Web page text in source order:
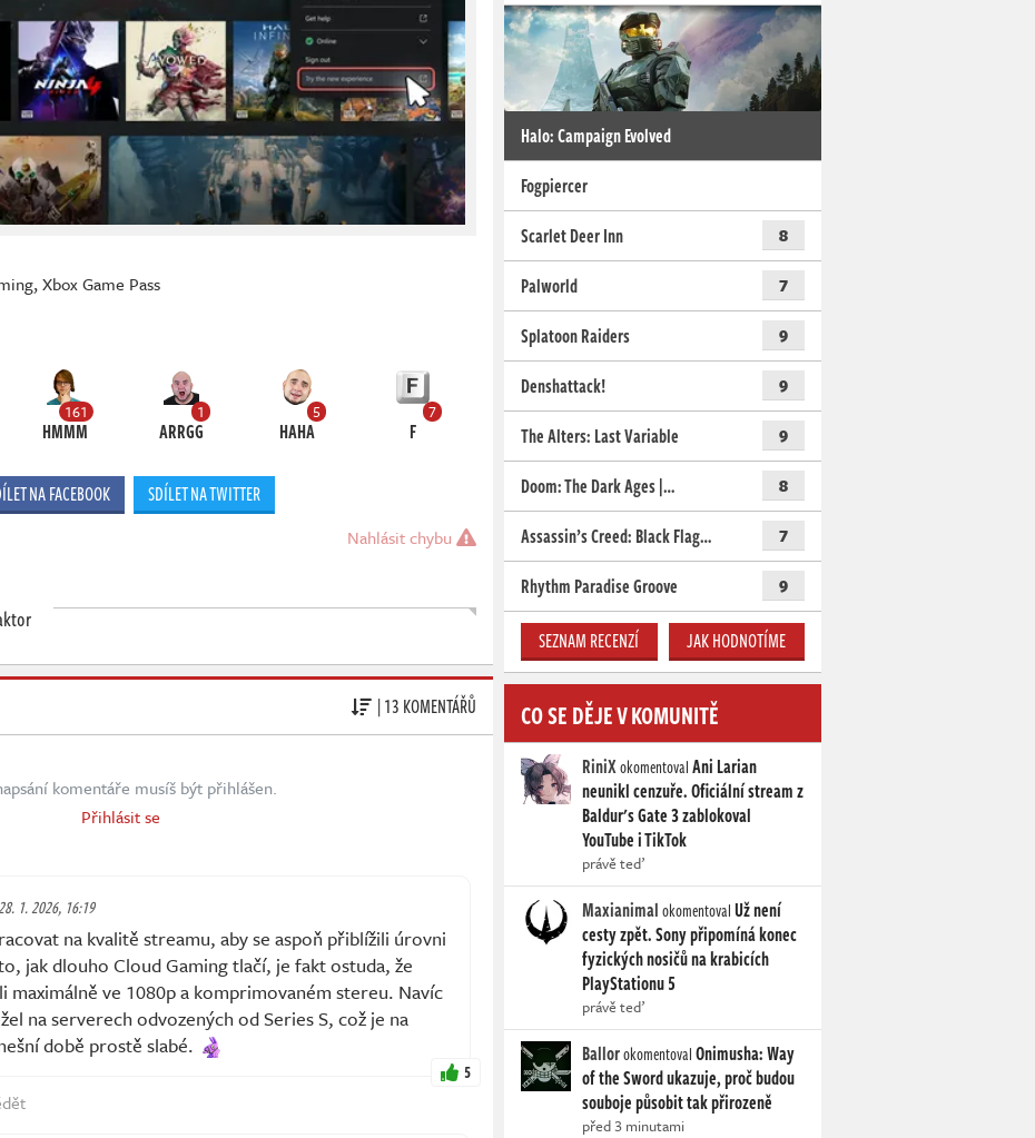
,Xbox Game Pass
161
HMMM
1
ARRGG
5
HAHA
7
F
NA FACEBOOK SDÍLET NA TWITTER
Nahlásit chybu
| 13 KOMENTÁŘŮ
komentáře musíš být přihlášen.
Přihlásit se
1. 2026, 16:19
na kvalitě streamu, aby se aspoň přiblížili úrovni
jak dlouho Cloud Gaming tlačí, je fakt ostuda, že
maximálně ve 1080p a komprimovaném stereu. Navíc
na serverech odvozených od Series S, což je na
době prostě slabé.
5
Halo: Campaign Evolved
Fogpiercer
Scarlet Deer Inn
8
Palworld 7
Splatoon Raiders 9
Denshattack! 9
The Alters: Last Variable 9
Doom: The Dark Ages |… 8
Assassin’s Creed: Black Flag… 7
Rhythm Paradise Groove 9
SEZNAM RECENZÍ JAK HODNOTÍME
CO SE DĚJE V KOMUNITĚ
RiniXokomentovalAni Larian
neunikl cenzuře. Oficiální stream z
Baldur's Gate 3 zablokoval
YouTube i TikTok
právě teď
MaxianimalokomentovalUž není
cesty zpět. Sony připomíná konec
fyzických nosičů na krabicích
PlayStationu 5
právě teď
BallorokomentovalOnimusha: Way
of the Sword ukazuje, proč budou
souboje působit tak přirozeně
před 3 minutami